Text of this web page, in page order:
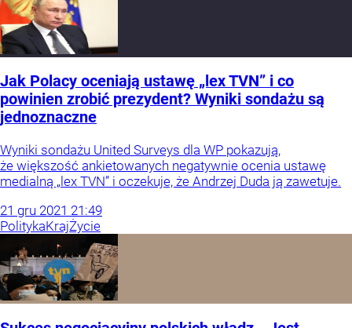
Jak Polacy oceniają ustawę „lex TVN” i co
powinien zrobić prezydent? Wyniki sondażu są
jednoznaczne
Wyniki sondażu United Surveys dla WP pokazują,
że większość ankietowanych negatywnie ocenia ustawę
medialną „lex TVN” i oczekuje, że Andrzej Duda ją zawetuje.
21 gru 2021 21:49
PolitykaKrajŻycie